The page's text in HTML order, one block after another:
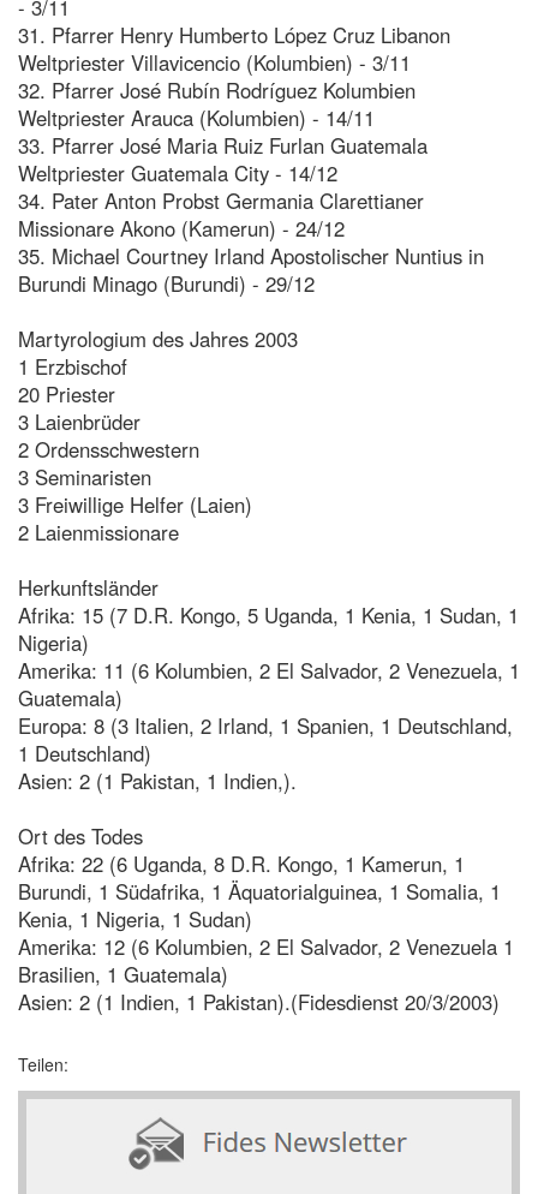
- 3/11
31. Pfarrer Henry Humberto López Cruz Libanon
Weltpriester Villavicencio (Kolumbien) - 3/11
32. Pfarrer José Rubín Rodríguez Kolumbien
Weltpriester Arauca (Kolumbien) - 14/11
33. Pfarrer José Maria Ruiz Furlan Guatemala
Weltpriester Guatemala City - 14/12
34. Pater Anton Probst Germania Clarettianer
Missionare Akono (Kamerun) - 24/12
35. Michael Courtney Irland Apostolischer Nuntius in
Burundi Minago (Burundi) - 29/12
Martyrologium des Jahres 2003
1 Erzbischof
20 Priester
3 Laienbrüder
2 Ordensschwestern
3 Seminaristen
3 Freiwillige Helfer (Laien)
2 Laienmissionare
Herkunftsländer
Afrika: 15 (7 D.R. Kongo, 5 Uganda, 1 Kenia, 1 Sudan, 1
Nigeria)
Amerika: 11 (6 Kolumbien, 2 El Salvador, 2 Venezuela, 1
Guatemala)
Europa: 8 (3 Italien, 2 Irland, 1 Spanien, 1 Deutschland,
1 Deutschland)
Asien: 2 (1 Pakistan, 1 Indien,).
Ort des Todes
Afrika: 22 (6 Uganda, 8 D.R. Kongo, 1 Kamerun, 1
Burundi, 1 Südafrika, 1 Äquatorialguinea, 1 Somalia, 1
Kenia, 1 Nigeria, 1 Sudan)
Amerika: 12 (6 Kolumbien, 2 El Salvador, 2 Venezuela 1
Brasilien, 1 Guatemala)
Asien: 2 (1 Indien, 1 Pakistan).(Fidesdienst 20/3/2003)
Teilen: